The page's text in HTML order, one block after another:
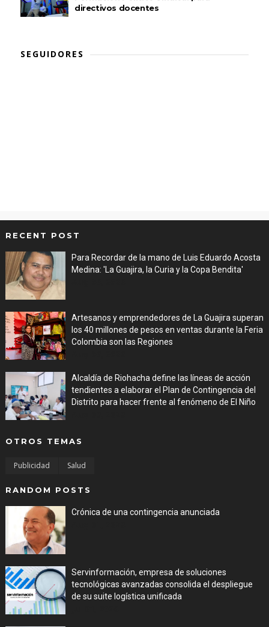
directivos docentes
SEGUIDORES
RECENT POST
Para Recordar de la mano de Luis Eduardo Acosta
Medina: 'La Guajira, la Curia y la Copa Bendita'
Artesanos y emprendedores de La Guajira superan
los 40 millones de pesos en ventas durante la Feria
Colombia son las Regiones
Alcaldía de Riohacha define las líneas de acción
tendientes a elaborar el Plan de Contingencia del
Distrito para hacer frente al fenómeno de El Niño
OTROS TEMAS
Publicidad Salud
RANDOM POSTS
Crónica de una contingencia anunciada
Servinformación, empresa de soluciones
tecnológicas avanzadas consolida el despliegue
de su suite logística unificada